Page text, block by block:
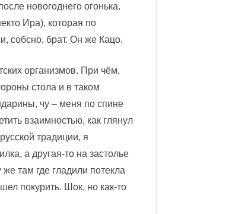
новогоднего огонька.
Ира), которая по
собсно, брат. Он же Кацо.
организмов. При чём,
стола и в таком
чу – меня по спине
взаимностью, как глянул
традиции, я
а другая-то на застолье
же там где гладили потекла
покурить. Шок, но как-то